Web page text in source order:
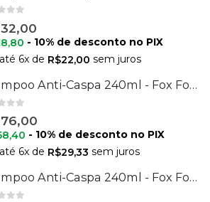
- 10% de desconto no PIX
6x de R$22,00 sem juros
Shampoo Anti-Caspa 240ml - Fox For Men - 8 Unidades
- 10% de desconto no PIX
6x de R$29,33 sem juros
Shampoo Anti-Caspa 240ml - Fox For Men - 10 Unidades